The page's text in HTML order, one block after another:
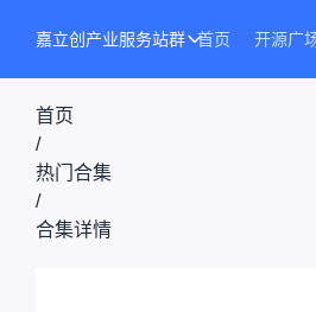
嘉立创产业服务站群 首页 开源广
首页
/
热门合集
/
合集详情